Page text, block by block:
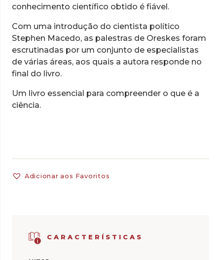
CARACTERÍSTICAS
conhecimento científico obtido é fiável.
Com uma introdução do cientista político
Stephen Macedo, as palestras de Oreskes foram
escrutinadas por um conjunto de especialistas
de várias áreas, aos quais a autora responde no
final do livro.
Um livro essencial para compreender o que é a
ciência.
Adicionar aos Favoritos